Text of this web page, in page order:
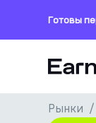
Готовы
Рынки